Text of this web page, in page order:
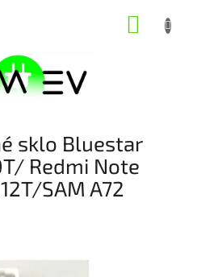
sklo Bluestar
Redmi Note
SAM A72